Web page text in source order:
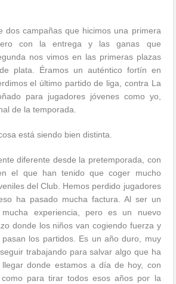
dos campañas que hicimos una primera
con la entrega y las ganas que
nos vimos en las primeras plazas
plata. Éramos un auténtico fortín en
el último partido de liga, contra La
para jugadores jóvenes como yo,
de la temporada.
está siendo bien distinta.
diferente desde la pretemporada, con
el que han tenido que coger mucho
del Club. Hemos perdido jugadores
ha pasado mucha factura. Al ser un
experiencia, pero es un nuevo
donde los niños van cogiendo fuerza y
los partidos. Es un año duro, muy
trabajando para salvar algo que ha
donde estamos a día de hoy, con
como para tirar todos esos años por la